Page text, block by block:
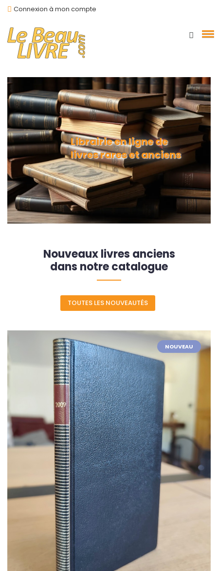
Connexion à mon compte
Librairie en ligne de
livres rares et anciens
Nouveaux livres anciens
dans notre catalogue
TOUTES LES NOUVEAUTÉS
NOUVEAU